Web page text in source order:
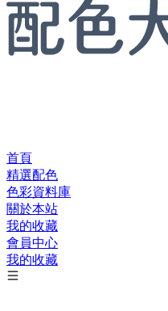
首頁
精選配色
色彩資料庫
關於本站
我的收藏
會員中心
我的收藏